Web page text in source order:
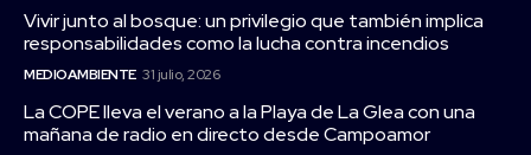
Vivir junto al bosque: un privilegio que también implica
responsabilidades como la lucha contra incendios
MEDIOAMBIENTE 31 julio, 2026
La COPE lleva el verano a la Playa de La Glea con una
mañana de radio en directo desde Campoamor